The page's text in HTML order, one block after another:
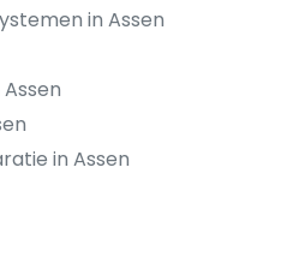
in Assen
in Assen